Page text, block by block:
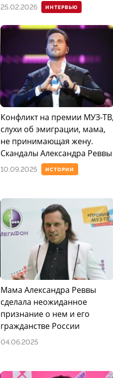
ИНТЕРВЬЮ
25.02.2026
ИСТОРИИ
Конфликт на премии МУЗ-ТВ,
слухи об эмиграции, мама,
не принимающая жену.
Скандалы Александра Реввы
10.09.2025
Мама Александра Реввы
сделала неожиданное
признание о нем и его
гражданстве России
04.06.2025